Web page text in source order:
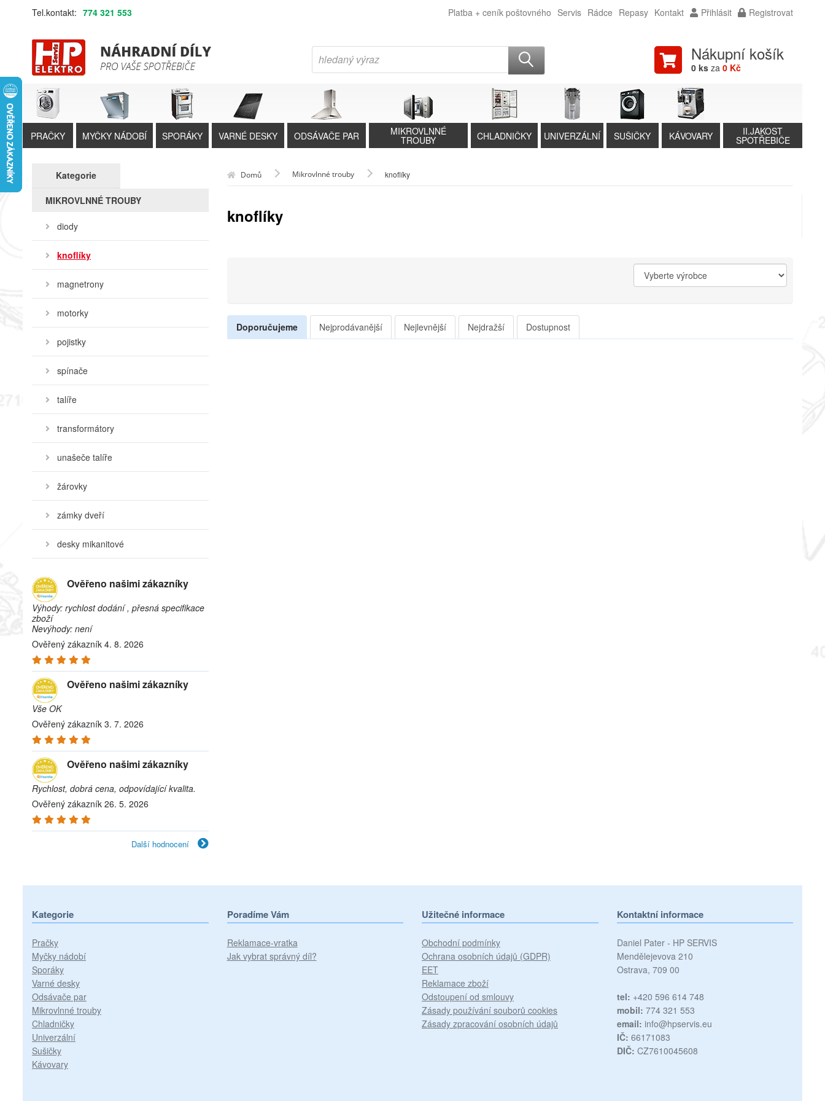
Tel.kontakt: 774 321 553 Platba + ceník poštovného Servis Rádce Repasy Kontakt Přihlásit Registrovat
Nákupní košík
0 ks za 0 Kč
PRAČKY MYČKY NÁDOBÍ SPORÁKY VARNÉ DESKY ODSÁVAČE PAR MIKROVLNNÉ
TROUBY CHLADNIČKY UNIVERZÁLNÍ SUŠIČKY KÁVOVARY II.JAKOST
SPOTŘEBIČE
Kategorie
MIKROVLNNÉ TROUBY
diody
knoflíky
magnetrony
motorky
pojistky
spínače
talíře
transformátory
unašeče talíře
žárovky
zámky dveří
desky mikanitové
Ověřeno našimi zákazníky
Výhody: rychlost dodání , přesná specifikace
zboží
Nevýhody: není
Ověřený zákazník 4. 8. 2026
Ověřeno našimi zákazníky
Vše OK
Ověřený zákazník 3. 7. 2026
Ověřeno našimi zákazníky
Rychlost, dobrá cena, odpovídající kvalita.
Ověřený zákazník 26. 5. 2026
Další hodnocení
Domů Mikrovlnné trouby knoflíky
knoflíky
Doporučujeme Nejprodávanější Nejlevnější Nejdražší Dostupnost
Kategorie
Pračky
Myčky nádobí
Sporáky
Varné desky
Odsávače par
Mikrovlnné trouby
Chladničky
Univerzální
Sušičky
Kávovary
Poradíme Vám
Reklamace-vratka
Jak vybrat správný díl?
Užitečné informace
Obchodní podmínky
Ochrana osobních údajů (GDPR)
EET
Reklamace zboží
Odstoupení od smlouvy
Zásady používání souborů cookies
Zásady zpracování osobních údajů
Kontaktní informace
Daniel Pater - HP SERVIS
Mendělejevova 210
Ostrava, 709 00
tel: +420 596 614 748
mobil: 774 321 553
email: info@hpservis.eu
IČ: 66171083
DIČ: CZ7610045608